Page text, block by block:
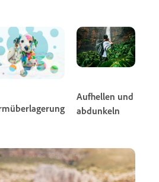
Aufhellen und
abdunkeln